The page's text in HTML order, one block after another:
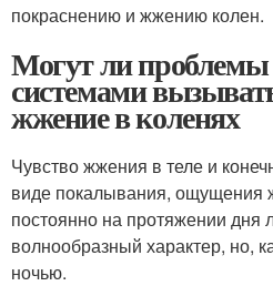
покраснению и жжению колен.
Могут ли
системами
жжение в коленях
Чувство жжения в теле и
виде покалывания, ощущения
постоянно на протяжении дня
волнообразный характер, но,
ночью.